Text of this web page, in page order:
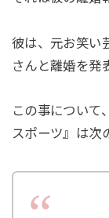
彼は、元お笑い
さんと離婚を発
この事について
スポーツ』は次